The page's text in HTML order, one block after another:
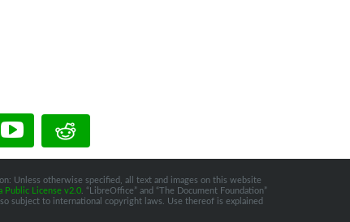
Unless otherwise specified, all text and images on this website
Public License v2.0 . “LibreOffice” and “The Document Foundation”
subject to international copyright laws. Use thereof is explained